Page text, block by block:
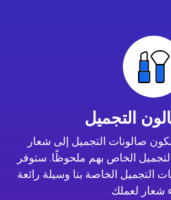
التجميل
صالونات التجميل إلى شعار
الخاص بهم ملحوظًا. ستوفر
الخاصة بنا وسيلة رائعة